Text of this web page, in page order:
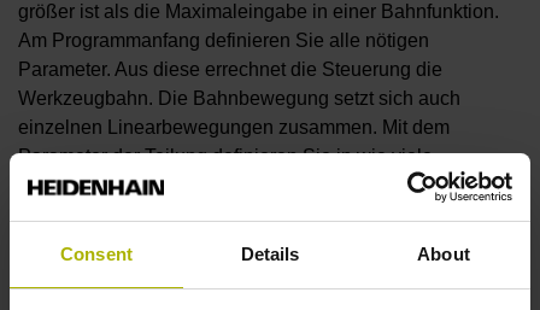
Consent Details About
größer ist als die Maximaleingabe in einer Bahnfunktion.
Am Programmanfang definieren Sie alle nötigen
Parameter. Aus diese errechnet die Steuerung die
Werkzeugbahn. Die Bahnbewegung setzt sich auch
einzelnen Linearbewegungen zusammen. Mit dem
Parameter der Teilung definieren Sie in wie viele
Linearsätze die Steuerung den Kreisbogen aufteilt. Für
den Endpunkt in der X- und Y-Achse. Im Anschluss fährt